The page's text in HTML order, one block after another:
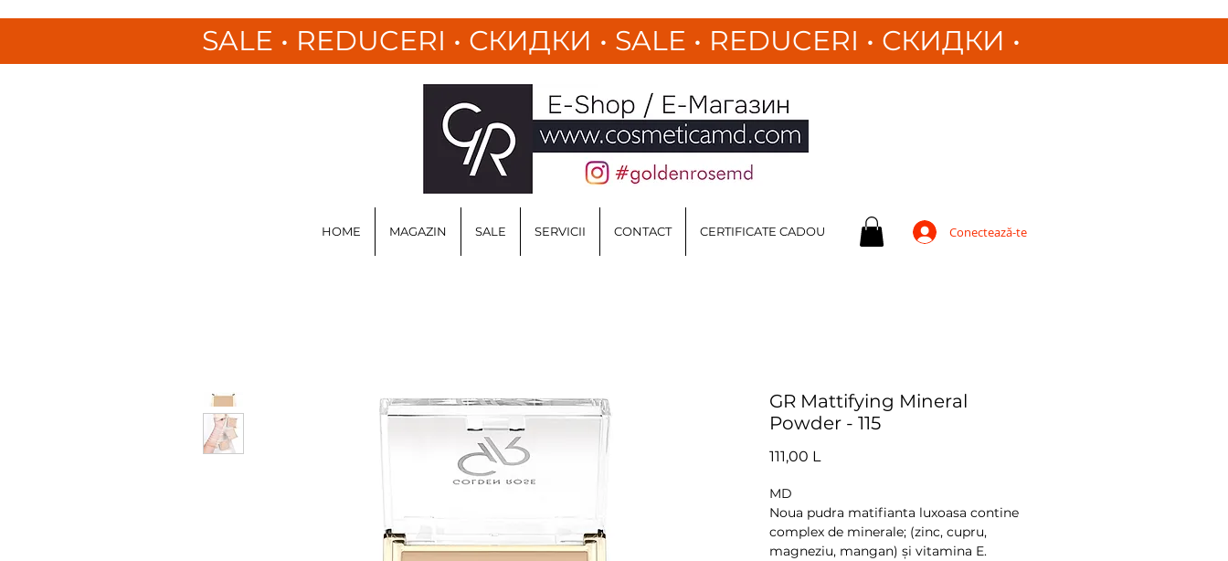
SALE • REDUCERI • СКИДКИ • SALE • REDUCERI • СКИДКИ •
HOME MAGAZIN SALE SERVICII CONTACT CERTIFICATE CADOU Conectează-te
GR Mattifying Mineral
Powder - 115
111,00 L
MD
Noua pudra matifianta luxoasa contine
complex de minerale; (zinc, cupru,
magneziu, mangan) și vitamina E.